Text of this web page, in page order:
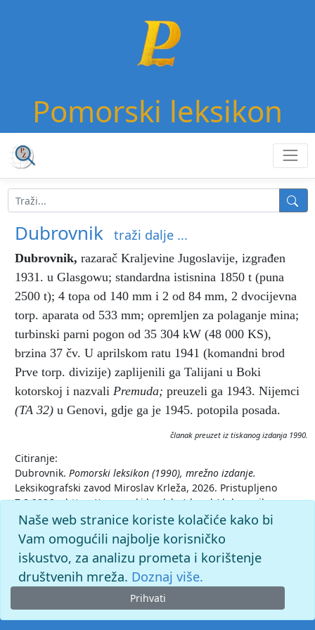
Pomorski leksikon
Dubrovnik traži dalje ...
Dubrovnik, razarač Kraljevine Jugoslavije, izgrađen
1931. u Glasgowu; standardna istisnina 1850 t (puna
2500 t); 4 topa od 140 mm i 2 od 84 mm, 2 dvocijevna
torp. aparata od 533 mm; opremljen za polaganje mina;
turbinski parni pogon od 35 304 kW (48 000 KS),
brzina 37 čv. U aprilskom ratu 1941 (komandni brod
Prve torp. divizije) zaplijenili ga Talijani u Boki
kotorskoj i nazvali Premuda; preuzeli ga 1943. Nijemci
(TA 32) u Genovi, gdje ga je 1945. potopila posada.
članak preuzet iz tiskanog izdanja 1990.
Citiranje:
Dubrovnik. Pomorski leksikon (1990), mrežno izdanje.
Leksikografski zavod Miroslav Krleža, 2026. Pristupljeno
7.8.2026. <https://pomorski.lzmk.hr/clanak/dubrovnik-
razarac>.
Naše web stranice koriste kolačiće kako bi
Vam omogućili najbolje korisničko
iskustvo, za analizu prometa i korištenje
društvenih mreža. Doznaj više.
Prihvati
© 2026. -Leksikografski zavodMiroslav Krleža